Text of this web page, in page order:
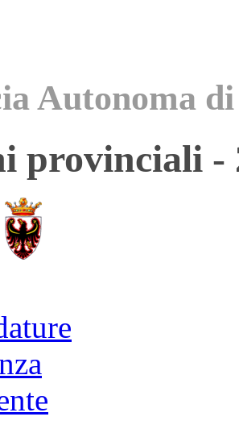
Autonoma
provinciali -